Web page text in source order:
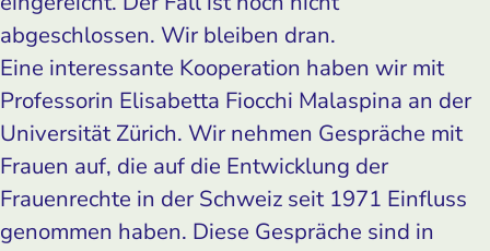
abgeschlossen. Wir bleiben dran.
Eine interessante Kooperation haben wir mit
Professorin Elisabetta Fiocchi Malaspina an der
Universität Zürich. Wir nehmen Gespräche mit
Frauen auf, die auf die Entwicklung der
Frauenrechte in der Schweiz seit 1971 Einfluss
genommen haben. Diese Gespräche sind in